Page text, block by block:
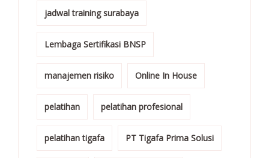
jadwal training surabaya
Lembaga Sertifikasi BNSP
manajemen risiko Online In House
pelatihan pelatihan profesional
pelatihan tigafa PT Tigafa Prima Solusi